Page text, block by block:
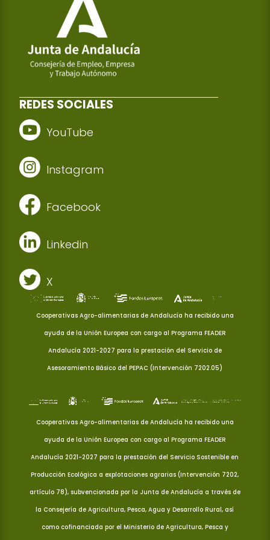
REDES SOCIALES
YouTube
Instagram
Facebook
Linkedin
X
Cooperativas Agro-alimentarias de Andalucía ha recibido una
ayuda de la Unión Europea con cargo al Programa FEADER
Andalucía 2021-2027 para la prestación del Servicio de
Asesoramiento Básico del PEPAC (Intervención 7202.05)
Cooperativas Agro-alimentarias de Andalucía ha recibido una
ayuda de la Unión Europea con cargo al Programa FEADER
Andalucía 2021-2027 para la prestación del Servicio Sostenible en
Producción Ecológica a explotaciones agrarias (Intervención 7202,
artículo 78), subvencionada por la Junta de Andalucía a través de
la Consejería de Agricultura, Pesca, Agua y Desarrollo Rural, así
como cofinanciada por el Ministerio de Agricultura, Pesca y